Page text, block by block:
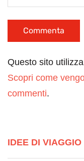
Questo sito
Scopri come
commenti.
IDEE DI VIAGGIO